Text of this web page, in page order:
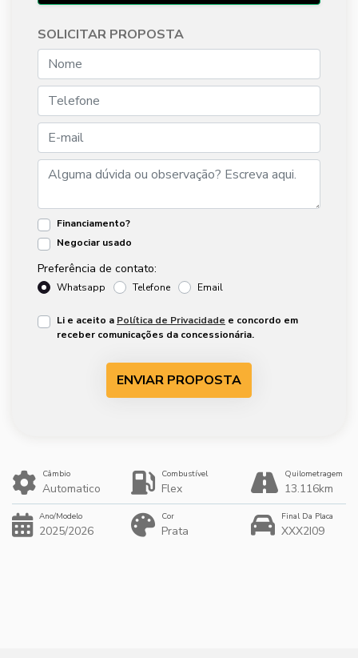
SOLICITAR PROPOSTA
Financiamento?
Negociar usado
Preferência de contato:
Whatsapp Telefone Email
Li e aceito a Política de Privacidade e concordo em
receber comunicações da concessionária.
ENVIAR PROPOSTA
Câmbio
Automatico
Combustível
Flex
Quilometragem
13.116km
Ano/Modelo
2025/2026
Cor
Prata
Final Da Placa
XXX2I09